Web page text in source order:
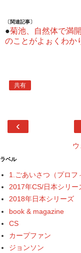
〔関連記事〕
●菊池、自然体で満
のことがよぉくわか
共有
‹
ラベル
1.ごあいさつ（プロフ
2017年CS/日本シリー
2018年日本シリーズ
book & magazine
CS
カープファン
ジョンソン